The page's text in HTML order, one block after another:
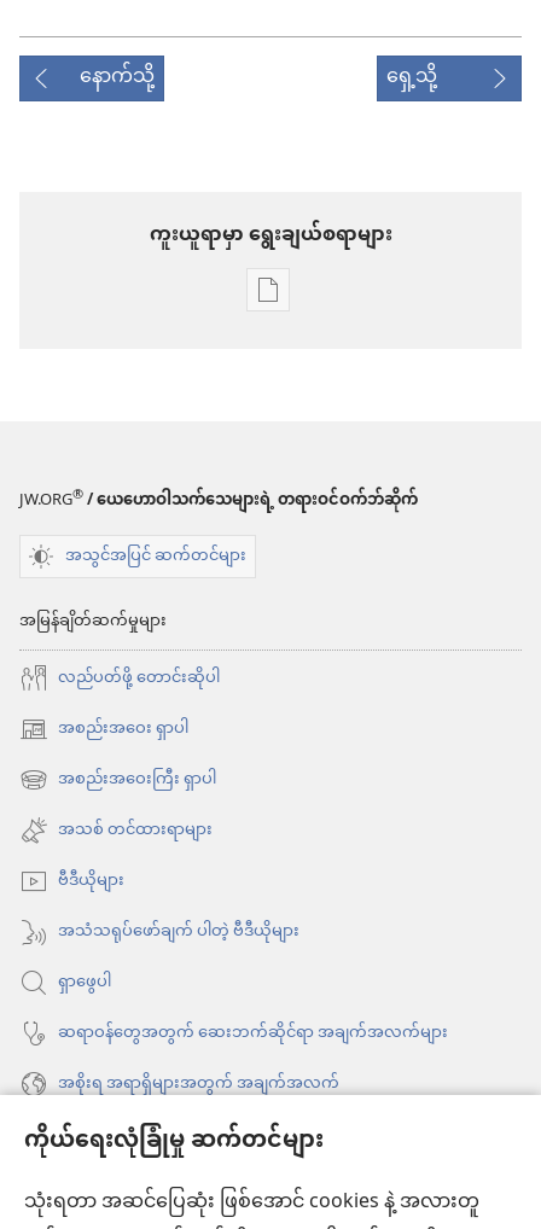
ကိုယ်ရေးလုံခြုံမှု ဆက်တင်များ
သုံးရတာ အဆင်ပြေဆုံး ဖြစ်အောင် cookies နဲ့ အလားတူ
နောက်သို့ ရှေ့သို့
ကူးယူရာမှာ ရွေးချယ်စရာများ
စာပေ
ရွေးချယ်
လော့!
JW.ORG®/ ယေဟောဝါသက်သေများရဲ့ တရားဝင်ဝက်ဘ်ဆိုက်
အသွင်အပြင် ဆက်တင်များ
အမြန်ချိတ်ဆက်မှုများ
လည်ပတ်ဖို့ တောင်းဆိုပါ
အစည်းအဝေး ရှာပါ
(window
အသစ်
င့်
နေ
ပါ
တယ်)
အစည်းအဝေးကြီး ရှာပါ
(window
အသစ်
င့်
နေ
ပါ
တယ်)
အသစ် တင်ထားရာများ
ဗီဒီယိုများ
အသံသရုပ်ဖော်ချက် ပါတဲ့ ဗီဒီယိုများ
ရှာဖွေပါ
ဆရာဝန်တွေအတွက် ဆေးဘက်ဆိုင်ရာ အချက်အလက်များ
အစိုးရ အရာရှိများအတွက် အချက်အလက်
အကူအညီ
အလှူငွေ
(window